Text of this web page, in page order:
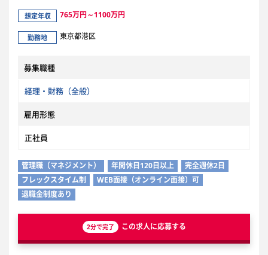
想定年収 765万円～1100万円
勤務地 東京都港区
募集職種
経理・財務（全般）
雇用形態
正社員
管理職（マネジメント） 年間休日120日以上
完全週休2日
フレックスタイム制
WEB面接（オンライン面接）可
退職金制度あり
2分で完了 この求人に応募する